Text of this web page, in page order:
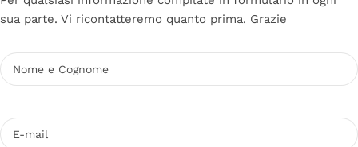
sua parte. Vi ricontatteremo quanto prima. Grazie